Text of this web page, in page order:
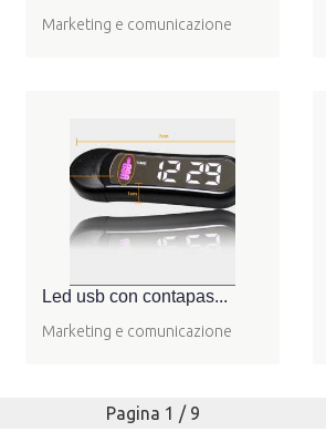
Marketing e comunicazione
Led usb con contapas...
Marketing e comunicazione
Pagina 1 / 9